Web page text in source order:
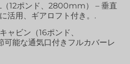
（12ポンド、2800mm） – 垂直
活用、ギアロフト付き。.
ャビン（16ポンド、
能な通気口付きフルカバーレ